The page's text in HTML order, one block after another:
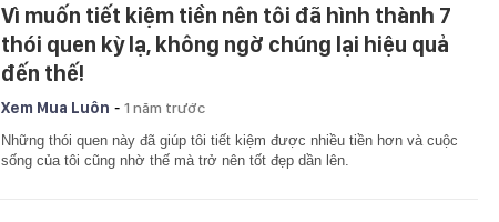
Vì muốn tiết kiệm tiền nên tôi đã hình thành 7
thói quen kỳ lạ, không ngờ chúng lại hiệu quả
đến thế!
Xem Mua Luôn - 1 năm trước
Những thói quen này đã giúp tôi tiết kiệm được nhiều tiền hơn và cuộc
sống của tôi cũng nhờ thế mà trở nên tốt đẹp dần lên.